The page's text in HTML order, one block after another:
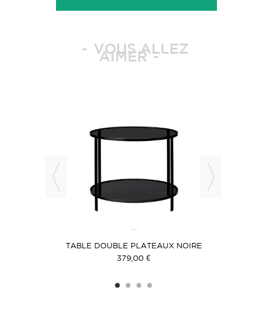
VOUS ALLEZ
AIMER
TABLE DOUBLE PLATEAUX NOIRE
379,00 €